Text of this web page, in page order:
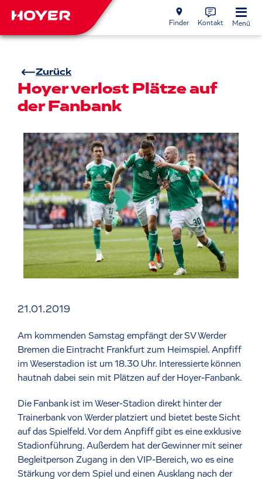
Finder Kontakt Menü
Zurück
Hoyer verlost Plätze auf
der Fanbank
21.01.2019
Am kommenden Samstag empfängt der SV Werder
Bremen die Eintracht Frankfurt zum Heimspiel. Anpfiff
im Weserstadion ist um 18.30 Uhr. Interessierte können
hautnah dabei sein mit Plätzen auf der Hoyer-Fanbank.
Die Fanbank ist im Weser-Stadion direkt hinter der
Trainerbank von Werder platziert und bietet beste Sicht
auf das Spielfeld. Vor dem Anpfiff gibt es eine exklusive
Stadionführung. Außerdem hat der Gewinner mit seiner
Begleitperson Zugang in den VIP-Bereich, wo es eine
Stärkung vor dem Spiel und einen Ausklang nach der